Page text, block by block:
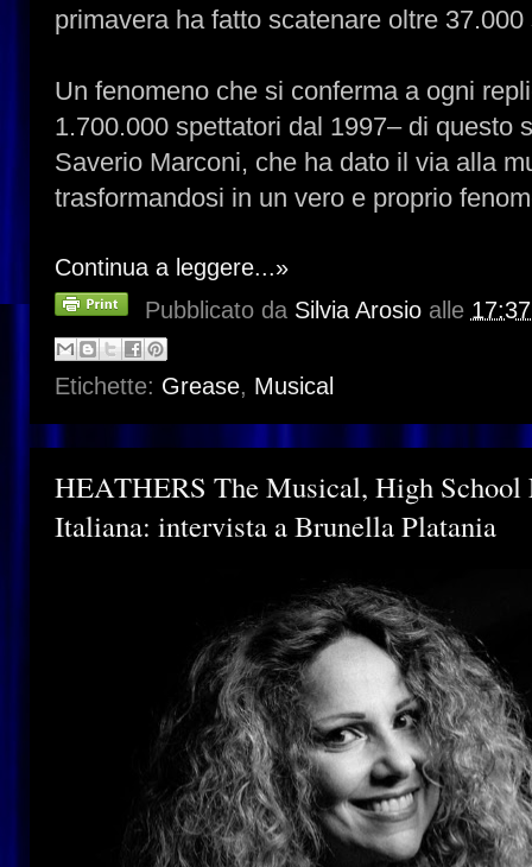
primavera ha fatto scatenare oltre 37.000
Un fenomeno che si conferma a ogni
1.700.000 spettatori dal 1997– di questo
Saverio Marconi, che ha dato il via alla
trasformandosi in un vero e proprio
Continua a leggere...»
Pubblicato da Silvia Arosio alle
Etichette: Grease, Musical
HEATHERS The Musical, High School
Italiana: intervista a Brunella Platania